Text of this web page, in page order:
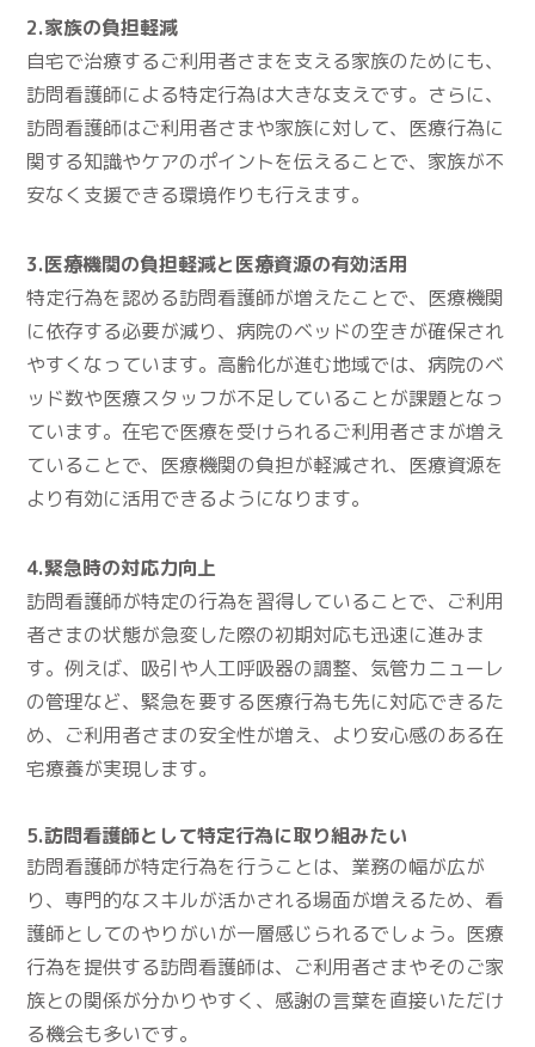
2.家族の負担軽減
自宅で治療するご利用者さまを支える家族のためにも、
訪問看護師による特定行為は大きな支えです。さらに、
訪問看護師はご利用者さまや家族に対して、医療行為に
関する知識やケアのポイントを伝えることで、家族が不
安なく支援できる環境作りも行えます。
3.医療機関の負担軽減と医療資源の有効活用
特定行為を認める訪問看護師が増えたことで、医療機関
に依存する必要が減り、病院のベッドの空きが確保され
やすくなっています。高齢化が進む地域では、病院のベ
ッド数や医療スタッフが不足していることが課題となっ
ています。在宅で医療を受けられるご利用者さまが増え
ていることで、医療機関の負担が軽減され、医療資源を
より有効に活用できるようになります。
4.緊急時の対応力向上
訪問看護師が特定の行為を習得していることで、ご利用
者さまの状態が急変した際の初期対応も迅速に進みま
す。例えば、吸引や人工呼吸器の調整、気管カニューレ
の管理など、緊急を要する医療行為も先に対応できるた
め、ご利用者さまの安全性が増え、より安心感のある在
宅療養が実現します。
5.訪問看護師として特定行為に取り組みたい
訪問看護師が特定行為を行うことは、業務の幅が広が
り、専門的なスキルが活かされる場面が増えるため、看
護師としてのやりがいが一層感じられるでしょう。医療
行為を提供する訪問看護師は、ご利用者さまやそのご家
族との関係が分かりやすく、感謝の言葉を直接いただけ
る機会も多いです。